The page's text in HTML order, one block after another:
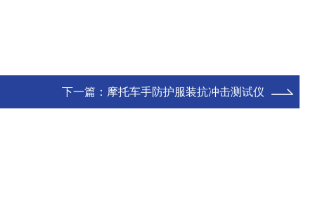
下一篇： 摩托车手防护服装抗冲击测试仪